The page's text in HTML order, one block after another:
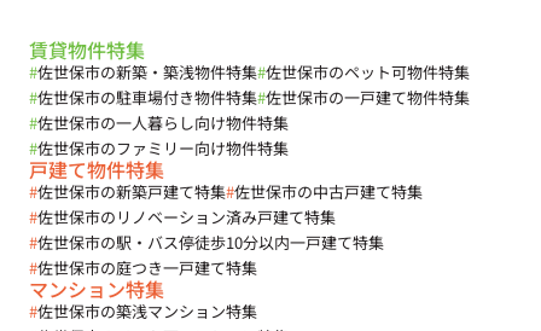
賃貸物件特集
#佐世保市の新築・築浅物件特集#佐世保市のペット可物件特集
#佐世保市の駐車場付き物件特集#佐世保市の一戸建て物件特集
#佐世保市の一人暮らし向け物件特集
#佐世保市のファミリー向け物件特集
戸建て物件特集
#佐世保市の新築戸建て特集#佐世保市の中古戸建て特集
#佐世保市のリノベーション済み戸建て特集
#佐世保市の駅・バス停徒歩10分以内一戸建て特集
#佐世保市の庭つき一戸建て特集
マンション特集
#佐世保市の築浅マンション特集